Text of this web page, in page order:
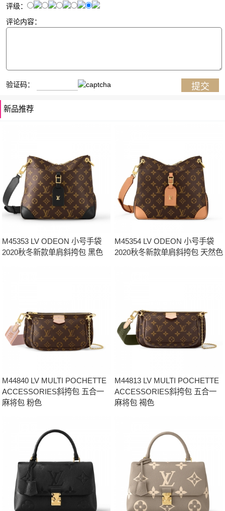
评级：
评论内容：
验证码：
新品推荐
M45353 LV ODEON 小号手袋
2020秋冬新款单肩斜挎包 黑色
M45354 LV ODEON 小号手袋
2020秋冬新款单肩斜挎包 天然色
M44840 LV MULTI POCHETTE
ACCESSORIES斜挎包 五合一
麻将包 粉色
M44813 LV MULTI POCHETTE
ACCESSORIES斜挎包 五合一
麻将包 褐色